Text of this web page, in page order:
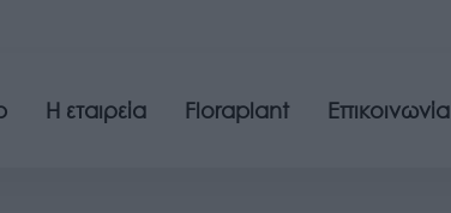
Η εταιρεία Floraplant Επικοινωνία